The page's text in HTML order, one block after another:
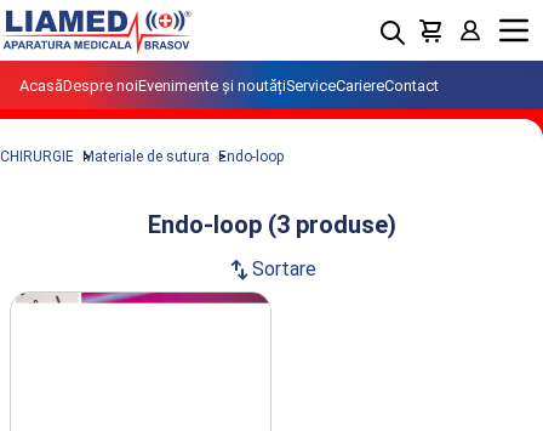
AcasăDespre noiEvenimente și noutățiServiceCariereContact
Menu
CHIRURGIE Materiale de sutura Endo-loop
Endo-loop (3 produse)
swap_vertSortare